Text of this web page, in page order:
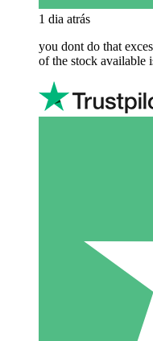
1 dia atrás
you dont do that
of the stock available